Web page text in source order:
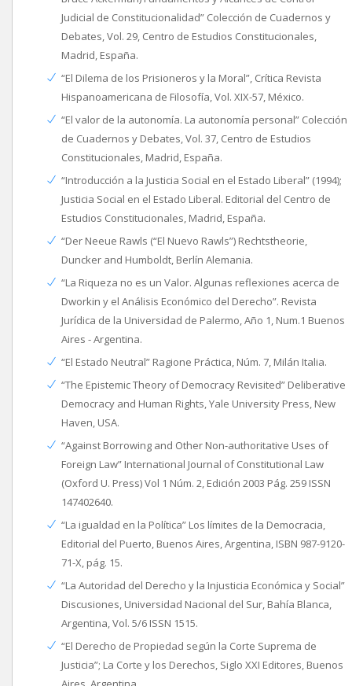
Judicial de Constitucionalidad” Colección de Cuadernos y
Debates, Vol. 29, Centro de Estudios Constitucionales,
Madrid, España.
“El Dilema de los Prisioneros y la Moral”, Crítica Revista
Hispanoamericana de Filosofía, Vol. XIX-57, México.
“El valor de la autonomía. La autonomía personal” Colección
de Cuadernos y Debates, Vol. 37, Centro de Estudios
Constitucionales, Madrid, España.
“Introducción a la Justicia Social en el Estado Liberal” (1994);
Justicia Social en el Estado Liberal. Editorial del Centro de
Estudios Constitucionales, Madrid, España.
“Der Neeue Rawls (“El Nuevo Rawls”) Rechtstheorie,
Duncker and Humboldt, Berlín Alemania.
“La Riqueza no es un Valor. Algunas reflexiones acerca de
Dworkin y el Análisis Económico del Derecho”. Revista
Jurídica de la Universidad de Palermo, Año 1, Num.1 Buenos
Aires - Argentina.
“El Estado Neutral” Ragione Práctica, Núm. 7, Milán Italia.
“The Epistemic Theory of Democracy Revisited” Deliberative
Democracy and Human Rights, Yale University Press, New
Haven, USA.
“Against Borrowing and Other Non-authoritative Uses of
Foreign Law” International Journal of Constitutional Law
(Oxford U. Press) Vol 1 Núm. 2, Edición 2003 Pág. 259 ISSN
147402640.
“La igualdad en la Política” Los límites de la Democracia,
Editorial del Puerto, Buenos Aires, Argentina, ISBN 987-9120-
71-X, pág. 15.
“La Autoridad del Derecho y la Injusticia Económica y Social”
Discusiones, Universidad Nacional del Sur, Bahía Blanca,
Argentina, Vol. 5/6 ISSN 1515.
“El Derecho de Propiedad según la Corte Suprema de
Justicia”; La Corte y los Derechos, Siglo XXI Editores, Buenos